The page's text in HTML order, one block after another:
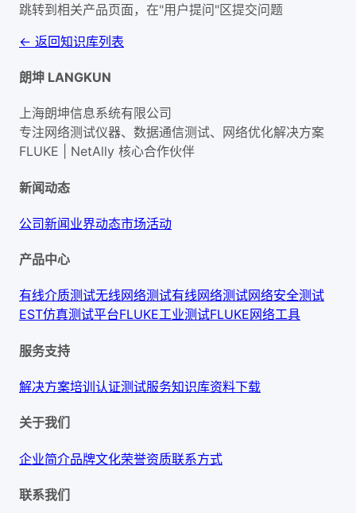
跳转到相关产品页面，在"用户提问"区提交问题
← 返回知识库列表
朗坤 LANGKUN
上海朗坤信息系统有限公司
专注网络测试仪器、数据通信测试、网络优化解决方案
FLUKE | NetAlly 核心合作伙伴
新闻动态
公司新闻业界动态市场活动
产品中心
有线介质测试无线网络测试有线网络测试网络安全测试
EST仿真测试平台FLUKE工业测试FLUKE网络工具
服务支持
解决方案培训认证测试服务知识库资料下载
关于我们
企业简介品牌文化荣誉资质联系方式
联系我们